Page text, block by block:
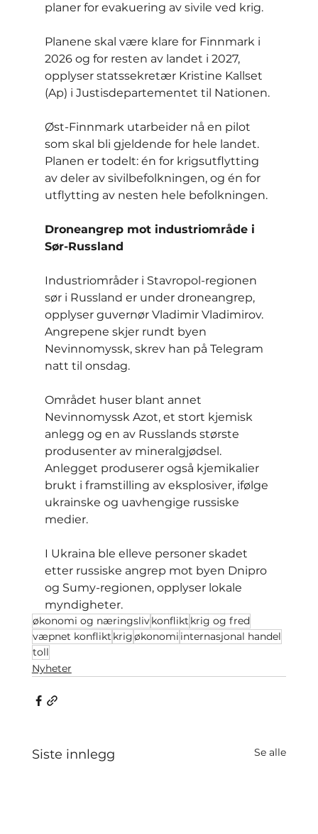
planer for evakuering av sivile ved krig.
Planene skal være klare for Finnmark i
2026 og for resten av landet i 2027,
opplyser statssekretær Kristine Kallset
(Ap) i Justisdepartementet til Nationen.
Øst-Finnmark utarbeider nå en pilot
som skal bli gjeldende for hele landet.
Planen er todelt: én for krigsutflytting
av deler av sivilbefolkningen, og én for
utflytting av nesten hele befolkningen.
Droneangrep mot industriområde i
Sør-Russland
Industriområder i Stavropol-regionen
sør i Russland er under droneangrep,
opplyser guvernør Vladimir Vladimirov.
Angrepene skjer rundt byen
Nevinnomyssk, skrev han på Telegram
natt til onsdag.
Området huser blant annet
Nevinnomyssk Azot, et stort kjemisk
anlegg og en av Russlands største
produsenter av mineralgjødsel.
Anlegget produserer også kjemikalier
brukt i framstilling av eksplosiver, ifølge
ukrainske og uavhengige russiske
medier.
I Ukraina ble elleve personer skadet
etter russiske angrep mot byen Dnipro
og Sumy-regionen, opplyser lokale
myndigheter.
økonomi og næringslivkonflikt krig og fred
væpnet konflikt krigøkonomi internasjonal handel
toll
Nyheter
Siste innlegg Se alle